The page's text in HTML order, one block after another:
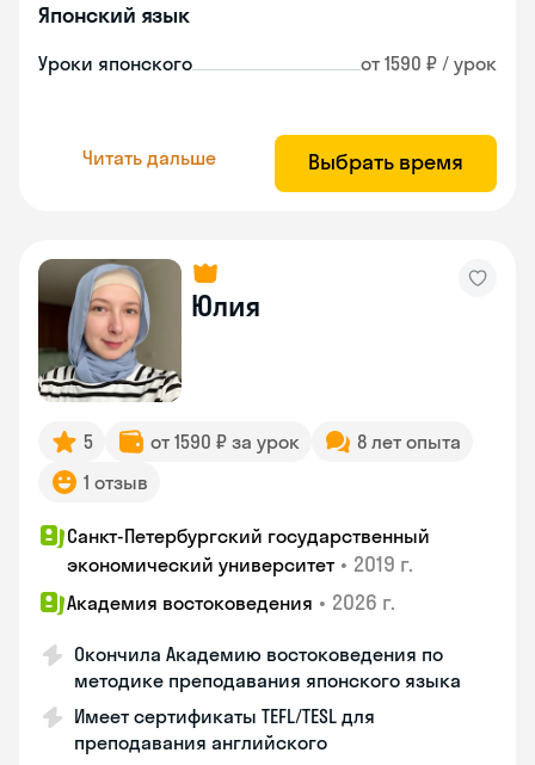
Японский язык
Уроки японского от 1590 ₽ / урок
Читать дальше Выбрать время
Юлия
5 от 1590 ₽ за урок
8 лет опыта
1 отзыв
Санкт-Петербургский государственный
экономический университет • 2019 г.
Академия востоковедения • 2026 г.
Окончила Академию востоковедения по
методике преподавания японского языка
Имеет сертификаты TEFL/TESL для
преподавания английского